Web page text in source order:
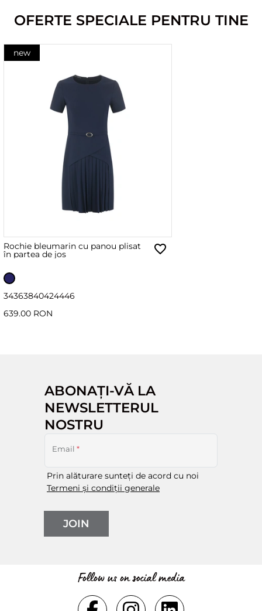
OFERTE SPECIALE PENTRU TINE
new
Rochie bleumarin cu panou plisat
în partea de jos
34363840424446
639.00 RON
ABONAȚI-VĂ LA
NEWSLETTERUL
NOSTRU
Email *
Prin alăturare sunteți de acord cu noi
Termeni și condiții generale
JOIN
Follow us on social media